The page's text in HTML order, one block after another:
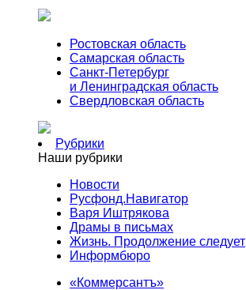
Ростовская область
Самарская область
Санкт-Петербург
и Ленинградская область
Свердловская область
Рубрики
Наши рубрики
Новости
Русфонд.Навигатор
Варя Иштрякова
Драмы в письмах
Жизнь. Продолжение следует
Информбюро
«Коммерсантъ»